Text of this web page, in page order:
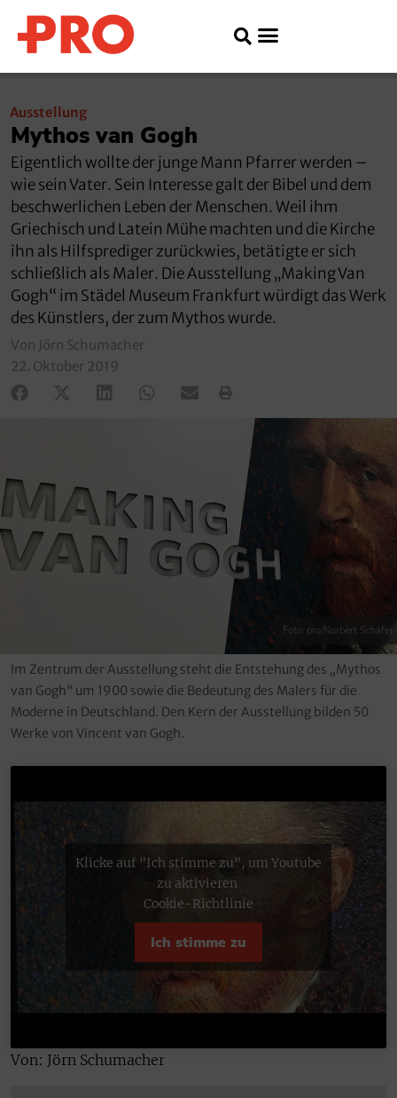
Ausstellung
Mythos van Gogh
Eigentlich wollte der junge Mann Pfarrer werden –
wie sein Vater. Sein Interesse galt der Bibel und dem
beschwerlichen Leben der Menschen. Weil ihm
Griechisch und Latein Mühe machten und die Kirche
ihn als Hilfsprediger zurückwies, betätigte er sich
schließlich als Maler. Die Ausstellung „Making Van
Gogh“ im Städel Museum Frankfurt würdigt das Werk
des Künstlers, der zum Mythos wurde.
Von Jörn Schumacher
22. Oktober 2019
Foto: pro/Norbert Schäfer
Im Zentrum der Ausstellung steht die Entstehung des „Mythos
van Gogh“ um 1900 sowie die Bedeutung des Malers für die
Moderne in Deutschland. Den Kern der Ausstellung bilden 50
Werke von Vincent van Gogh.
Klicke auf "Ich stimme zu", um Youtube
zu aktivieren
Cookie-Richtlinie
Ich stimme zu
Von: Jörn Schumacher